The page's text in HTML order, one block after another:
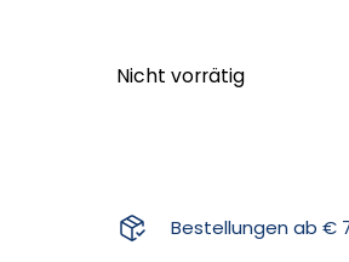
Nicht vorrätig
Bestellungen ab €